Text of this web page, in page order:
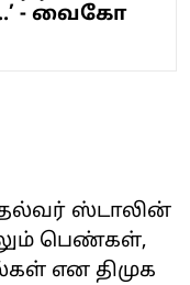
- வைகோ
ஸ்டாலின்
பெண்கள்,
என திமுக